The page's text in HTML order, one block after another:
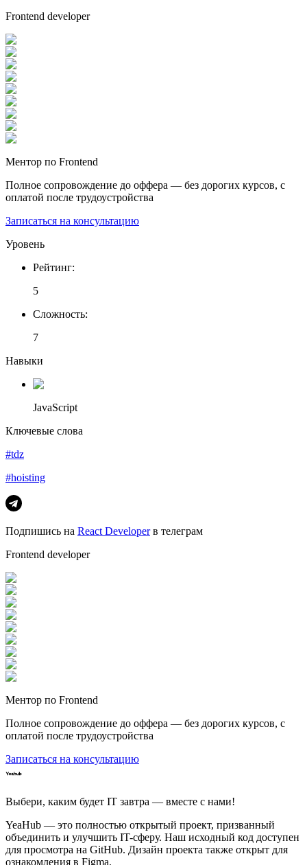
Frontend developer
Ментор по Frontend
Полное сопровождение до оффера — без дорогих курсов, с
оплатой после трудоустройства
Записаться на консультацию
Уровень
Рейтинг:
5
Сложность:
7
Навыки
JavaScript
Ключевые слова
#tdz
#hoisting
Подпишись на React Developerв телеграм
Frontend developer
Ментор по Frontend
Полное сопровождение до оффера — без дорогих курсов, с
оплатой после трудоустройства
Записаться на консультацию
Выбери, каким будет IT завтра — вместе c нами!
YeaHub — это полностью открытый проект, призванный
объединить и улучшить IT-сферу. Наш исходный код доступен
для просмотра на GitHub. Дизайн проекта также открыт для
ознакомления в Figma.